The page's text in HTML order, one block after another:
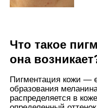
Что такое
она
Пигментация кожи —
образования
распределяется в